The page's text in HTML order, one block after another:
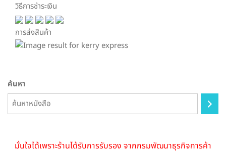
วิธีการชำระเงิน
การส่งสินค้า
ค้นหา
มั่นใจได้เพราะร้านได้รับการรับรอง จากกรมพัฒนาธุรกิจการค้า